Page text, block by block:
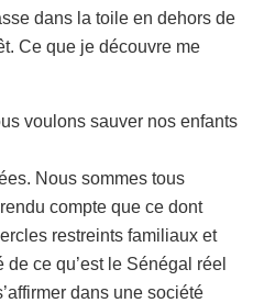
dans la toile en dehors de
Ce que je découvre me
voulons sauver nos enfants
Nous sommes tous
compte que ce dont
restreints familiaux et
ce qu’est le Sénégal réel
dans une société